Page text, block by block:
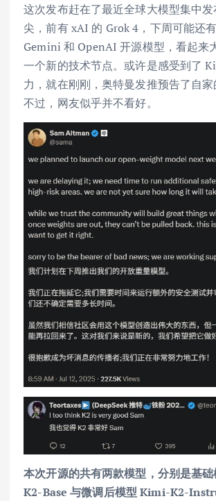
这次发布赶在了最近全球大模型集中
尖，前有 xAI 的 Grok 4，下周可能还
Gemini 和 OpenAI 开源模型，看起来
一个新的技术节点。或许是感受到了
力，就在刚刚，奥特曼发推预告了自家
不过，网友似乎并不看好。
本次开源的共有两款模型，分别是基
K2-Base 与微调后模型 Kimi-K2-